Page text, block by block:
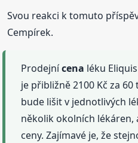
Svou reakci k tomuto
Cempírek.
Prodejnícena léku
je přibližně 2100 Kč za
bude lišit v jednotlivých
několik okolních lékáren,
ceny. Zajímavé je, že